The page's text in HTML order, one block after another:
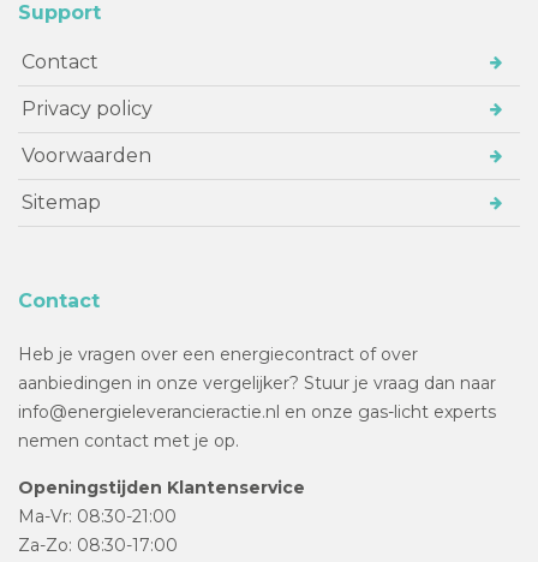
Support
Contact
Privacy policy
Voorwaarden
Sitemap
Contact
Heb je vragen over een energiecontract of over
aanbiedingen in onze vergelijker? Stuur je vraag dan naar
info@energieleverancieractie.nl en onze gas-licht experts
nemen contact met je op.
Openingstijden Klantenservice
Ma-Vr: 08:30-21:00
Za-Zo: 08:30-17:00